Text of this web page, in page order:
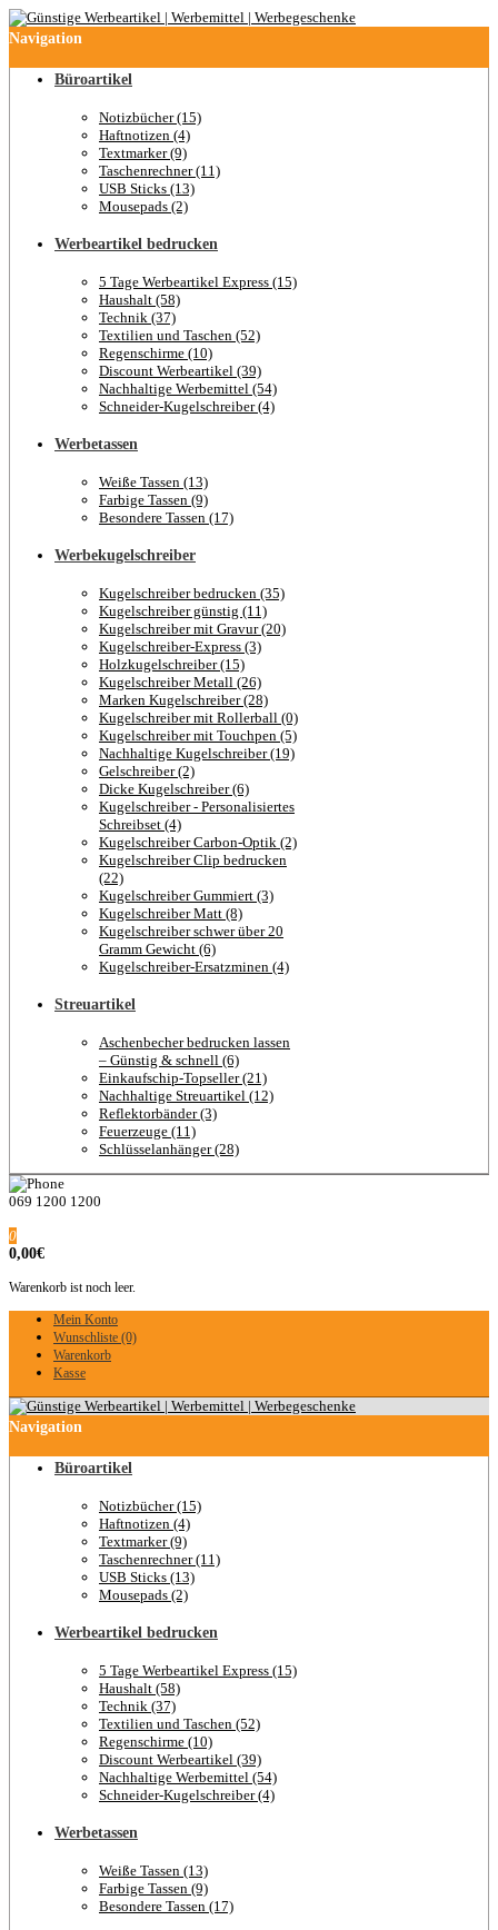
Navigation
Büroartikel
Notizbücher (15)
Haftnotizen (4)
Textmarker (9)
Taschenrechner (11)
USB Sticks (13)
Mousepads (2)
Werbeartikel bedrucken
5 Tage Werbeartikel Express (15)
Haushalt (58)
Technik (37)
Textilien und Taschen (52)
Regenschirme (10)
Discount Werbeartikel (39)
Nachhaltige Werbemittel (54)
Schneider-Kugelschreiber (4)
Werbetassen
Weiße Tassen (13)
Farbige Tassen (9)
Besondere Tassen (17)
Werbekugelschreiber
Kugelschreiber bedrucken (35)
Kugelschreiber günstig (11)
Kugelschreiber mit Gravur (20)
Kugelschreiber-Express (3)
Holzkugelschreiber (15)
Kugelschreiber Metall (26)
Marken Kugelschreiber (28)
Kugelschreiber mit Rollerball (0)
Kugelschreiber mit Touchpen (5)
Nachhaltige Kugelschreiber (19)
Gelschreiber (2)
Dicke Kugelschreiber (6)
Kugelschreiber - Personalisiertes
Schreibset (4)
Kugelschreiber Carbon-Optik (2)
Kugelschreiber Clip bedrucken
(22)
Kugelschreiber Gummiert (3)
Kugelschreiber Matt (8)
Kugelschreiber schwer über 20
Gramm Gewicht (6)
Kugelschreiber-Ersatzminen (4)
Streuartikel
Aschenbecher bedrucken lassen
– Günstig & schnell (6)
Einkaufschip-Topseller (21)
Nachhaltige Streuartikel (12)
Reflektorbänder (3)
Feuerzeuge (11)
Schlüsselanhänger (28)
069 1200 1200
0
0,00€
Warenkorb ist noch leer.
Mein Konto
Wunschliste (0)
Warenkorb
Kasse
Navigation
Büroartikel
Notizbücher (15)
Haftnotizen (4)
Textmarker (9)
Taschenrechner (11)
USB Sticks (13)
Mousepads (2)
Werbeartikel bedrucken
5 Tage Werbeartikel Express (15)
Haushalt (58)
Technik (37)
Textilien und Taschen (52)
Regenschirme (10)
Discount Werbeartikel (39)
Nachhaltige Werbemittel (54)
Schneider-Kugelschreiber (4)
Werbetassen
Weiße Tassen (13)
Farbige Tassen (9)
Besondere Tassen (17)